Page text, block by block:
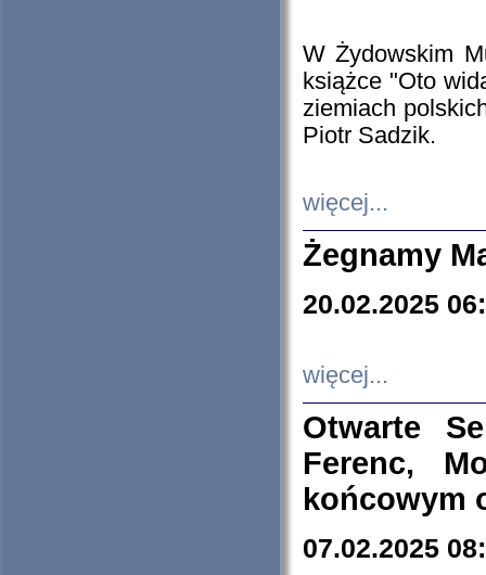
W Żydowskim
książce "Oto
ziemiach
Piotr Sadzik.
więcej...
Żegnamy
20.02.2025
więcej...
Otwarte
Ferenc,
końcowym
07.02.2025